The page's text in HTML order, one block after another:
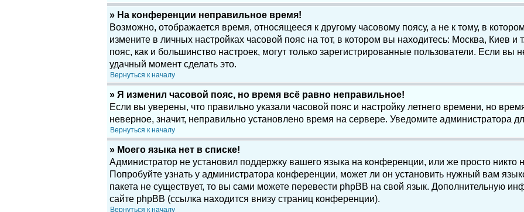
» На конференции неправильное время!
Возможно, отображается время, относящееся к другому часовому поясу, а не к тому, в
измените в личных настройках часовой пояс на тот, в котором вы находитесь: Москва, Киев и
пояс, как и большинство настроек, могут только зарегистрированные пользователи. Если вы
удачный момент сделать это.
Вернуться к началу
» Я изменил часовой пояс, но время всё равно неправильное!
Если вы уверены, что правильно указали часовой пояс и настройку летнего времени, но
неверное, значит, неправильно установлено время на сервере. Уведомите администратора
Вернуться к началу
» Моего языка нет в списке!
Администратор не установил поддержку вашего языка на конференции, или же просто никто
Попробуйте узнать у администратора конференции, может ли он установить нужный вам
пакета не существует, то вы сами можете перевести phpBB на свой язык. Дополнительную
сайте phpBB (ссылка находится внизу страниц конференции).
Вернуться к началу